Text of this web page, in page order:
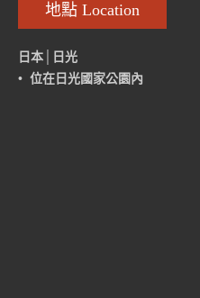
地點 Location
日本│日光
• 位在日光國家公園內